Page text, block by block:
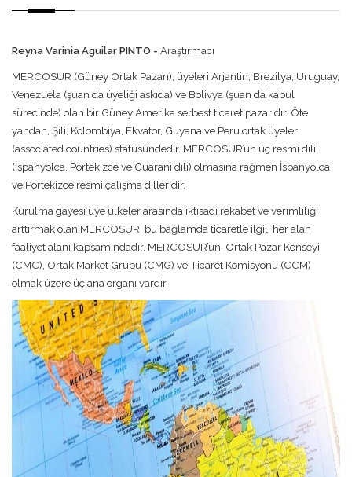
Reyna Varinia Aguilar PINTO - Araştırmacı
MERCOSUR (Güney Ortak Pazarı), üyeleri Arjantin, Brezilya, Uruguay,
Venezuela (şuan da üyeliği askıda) ve Bolivya (şuan da kabul
sürecinde) olan bir Güney Amerika serbest ticaret pazarıdır. Öte
yandan, Şili, Kolombiya, Ekvator, Guyana ve Peru ortak üyeler
(associated countries) statüsündedir. MERCOSUR’un üç resmi dili
(İspanyolca, Portekizce ve Guarani dili) olmasına rağmen İspanyolca
ve Portekizce resmi çalışma dilleridir.
Kurulma gayesi üye ülkeler arasında iktisadi rekabet ve verimliliği
arttırmak olan MERCOSUR, bu bağlamda ticaretle ilgili her alan
faaliyet alanı kapsamındadır. MERCOSUR’un, Ortak Pazar Konseyi
(CMC), Ortak Market Grubu (CMG) ve Ticaret Komisyonu (CCM)
olmak üzere üç ana organı vardır.